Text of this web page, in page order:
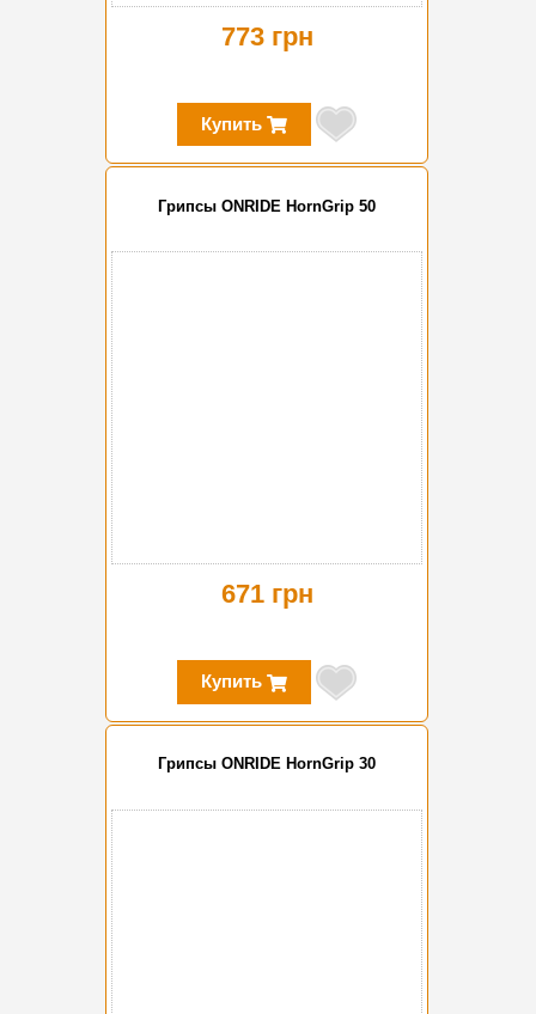
773 грн
Купить
Грипсы ONRIDE HornGrip 50
671 грн
Купить
Грипсы ONRIDE HornGrip 30